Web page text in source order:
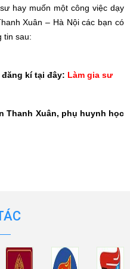
hay muốn một công việc dạy
Xuân – Hà Nội các bạn có
tin sau:
kí tại đây: Làm gia sư
Thanh Xuân, phụ huynh học